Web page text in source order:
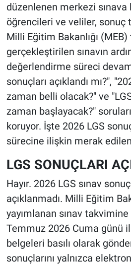
düzenlenen merkezi sınava
öğrencileri ve veliler, sonuç
Milli Eğitim Bakanlığı (MEB)
gerçekleştirilen sınavın
değerlendirme süreci
sonuçları açıklandı mı?",
zaman belli olacak?" ve
zaman başlayacak?"
koruyor. İşte 2026 LGS
sürecine ilişkin merak edilen
LGS SONUÇLARI
Hayır. 2026 LGS sınav
açıklanmadı. Milli Eğitim
yayımlanan sınav
Temmuz 2026 Cuma günü
belgeleri basılı olarak
sonuçlarını yalnızca